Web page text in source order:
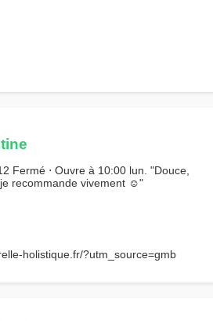
Fermé ⋅ Ouvre à 10:00 lun. "Douce,
recommande vivement ☺️"
holistique.fr/?utm_source=gmb